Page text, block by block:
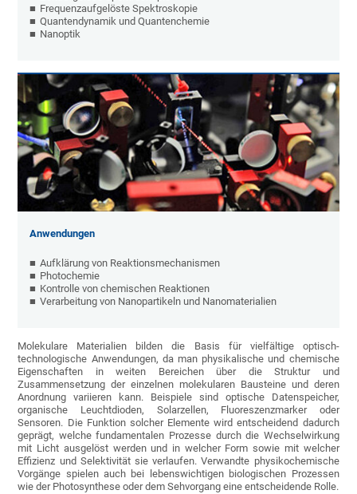
Frequenzaufgelöste Spektroskopie
Quantendynamik und Quantenchemie
Nanoptik
Anwendungen
Aufklärung von Reaktionsmechanismen
Photochemie
Kontrolle von chemischen Reaktionen
Verarbeitung von Nanopartikeln und Nanomaterialien
Molekulare Materialien bilden die Basis für vielfältige optisch-
technologische Anwendungen, da man physikalische und chemische
Eigenschaften in weiten Bereichen über die Struktur und
Zusammensetzung der einzelnen molekularen Bausteine und deren
Anordnung variieren kann. Beispiele sind optische Datenspeicher,
organische Leuchtdioden, Solarzellen, Fluoreszenzmarker oder
Sensoren. Die Funktion solcher Elemente wird entscheidend dadurch
geprägt, welche fundamentalen Prozesse durch die Wechselwirkung
mit Licht ausgelöst werden und in welcher Form sowie mit welcher
Effizienz und Selektivität sie verlaufen. Verwandte physikochemische
Vorgänge spielen auch bei lebenswichtigen biologischen Prozessen
wie der Photosynthese oder dem Sehvorgang eine entscheidende Rolle.